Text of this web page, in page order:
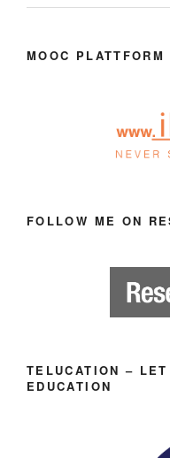
MOOC PLATTFORM
FOLLOW ME ON
TELUCATION –
EDUCATION